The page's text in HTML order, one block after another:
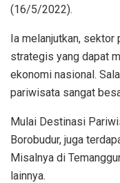
(16/5/2022).
Ia melanjutkan,
strategis yang dapat
ekonomi nasional.
pariwisata sangat
Mulai Destinasi
Borobudur, juga
Misalnya di
lainnya.